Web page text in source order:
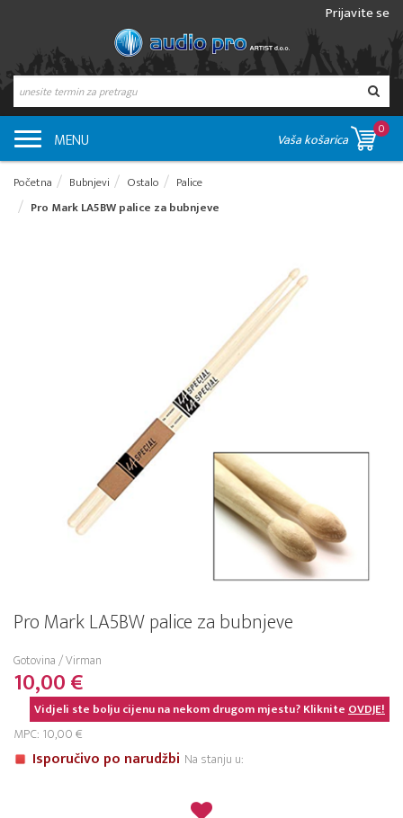
Prijavite se
MENU Vaša košarica
0
Početna Bubnjevi Ostalo
Palice
Pro Mark LA5BW palice za bubnjeve
Pro Mark LA5BW palice za bubnjeve
Gotovina / Virman
10,00 €
Vidjeli ste bolju cijenu na nekom drugom mjestu? KlikniteOVDJE!
MPC: 10,00 €
Isporučivo po narudžbi Na stanju u: